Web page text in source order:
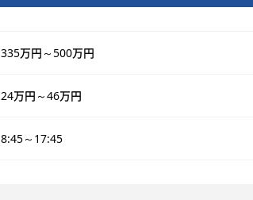
335万円～500万円
24万円～46万円
8:45～17:45